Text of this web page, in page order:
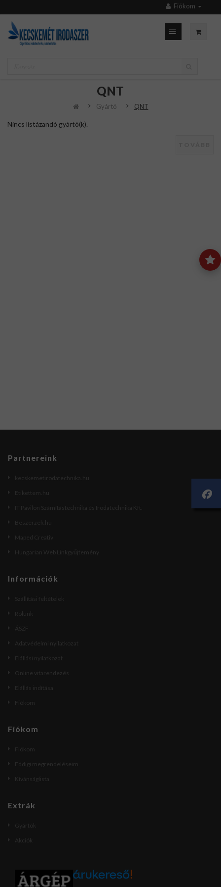
Fiókom
QNT
Gyártó QNT
Nincs listázandó gyártó(k).
Partnereink
kecskemetirodatechnika.hu
Etikettem.hu
IT Pavilon Számítástechnika és Irodatechnika Kft.
Beszerzek.hu
Maped Creativ
Hungarian Web Linkgyűjtemény
Információk
Szállítási feltételek
Rólunk
ÁSZF
Adatvédelmi nyilatkozat
Elállási nyilatkozat
Online vitarendezés
Elállás indítása
Fiókom
Fiókom
Fiókom
Eddigi megrendeléseim
Kívánságlista
Extrák
Gyártók
Akciók